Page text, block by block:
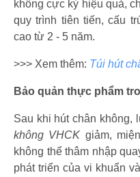
không cực kỳ hiệu quả,
quy trình tiên tiến, cấu
cao từ 2 - 5 năm.
>>> Xem thêm: Túi hút
Bảo quản thực phẩm
Sau khi hút chân không,
không VHCK giảm,
không thể thâm nhập
phát triển của vi khuẩn